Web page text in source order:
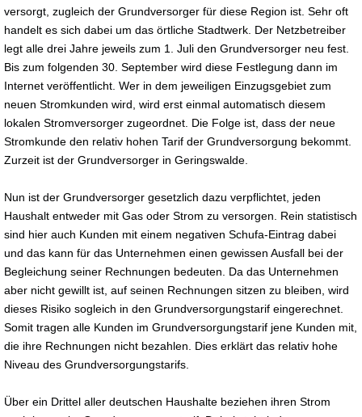
versorgt, zugleich der Grundversorger für diese Region ist. Sehr oft
handelt es sich dabei um das örtliche Stadtwerk. Der Netzbetreiber
legt alle drei Jahre jeweils zum 1. Juli den Grundversorger neu fest.
Bis zum folgenden 30. September wird diese Festlegung dann im
Internet veröffentlicht. Wer in dem jeweiligen Einzugsgebiet zum
neuen Stromkunden wird, wird erst einmal automatisch diesem
lokalen Stromversorger zugeordnet. Die Folge ist, dass der neue
Stromkunde den relativ hohen Tarif der Grundversorgung bekommt.
Zurzeit ist der Grundversorger in Geringswalde.
Nun ist der Grundversorger gesetzlich dazu verpflichtet, jeden
Haushalt entweder mit Gas oder Strom zu versorgen. Rein statistisch
sind hier auch Kunden mit einem negativen Schufa-Eintrag dabei
und das kann für das Unternehmen einen gewissen Ausfall bei der
Begleichung seiner Rechnungen bedeuten. Da das Unternehmen
aber nicht gewillt ist, auf seinen Rechnungen sitzen zu bleiben, wird
dieses Risiko sogleich in den Grundversorgungstarif eingerechnet.
Somit tragen alle Kunden im Grundversorgungstarif jene Kunden mit,
die ihre Rechnungen nicht bezahlen. Dies erklärt das relativ hohe
Niveau des Grundversorgungstarifs.
Über ein Drittel aller deutschen Haushalte beziehen ihren Strom